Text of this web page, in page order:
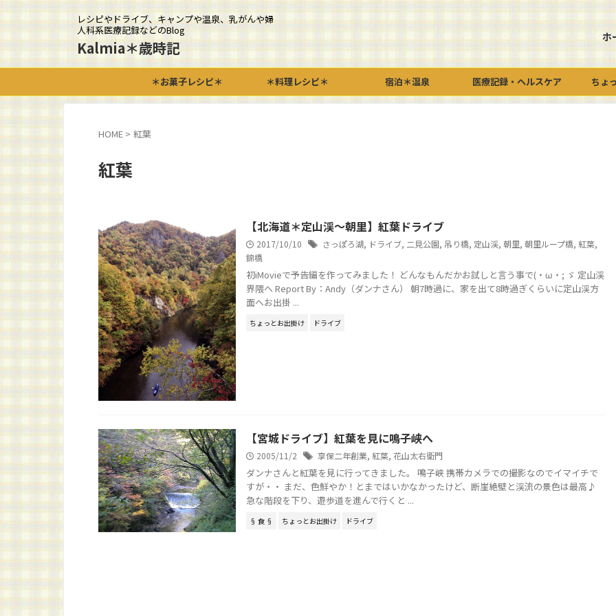
レシピやドライブ、キャンプや温泉、乳がんや婦
人科系医療記録などのBlog
Kalmia＊歳時記
ホ
＊お菓子レシピ＊ ＊料理レシピ＊ 宿泊＊温泉 医療記録・ヘルスケア ちょ
HOME > 紅葉
紅葉
【北海道＊定山渓～朝里】紅葉ドライブ
2017/10/10 さっぽろ湖, ドライブ, 二見公園, 吊り橋, 定山渓, 朝里, 朝里ループ橋, 紅葉,
錦橋
初iMovieで予告編を作ってみました！ どんなもんだかお試しと言う事で(・ω・; ゞ 定山渓
界隈へ Report By：Andy（ダンナさん） 朝7時過に、家を出て8時過ぎくらいに定山渓方
面へお出掛 ...
ちょっとお出掛け ドライブ
【宮城ドライブ】紅葉を見に鳴子峡へ
2005/11/2 享保二年創業, 紅葉, 花山太右衛門
ダンナさんと紅葉を見に行ってきました。 鳴子峡 携帯カメラでの撮影なのでイマイチで
すが・・ まだ、色鮮やか！とまではいかなかったけど、断崖絶壁と渓流の景色は最高♪
急な階段を下り、遊歩道を進んで行くと ...
§ 食 § ちょっとお出掛け ドライブ